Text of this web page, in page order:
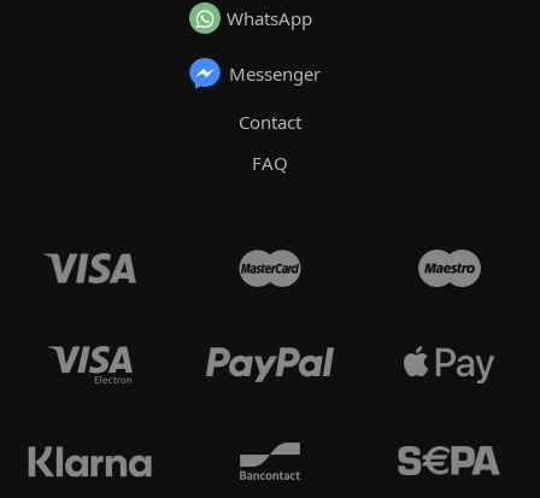
WhatsApp
Messenger
Contact
FAQ